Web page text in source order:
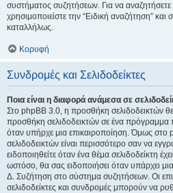
συστήματος συζητήσεων. Για να
χρησιμοποιείστε την “Ειδική αναζήτηση” και
καταλλήλως.
Κορυφή
Συνδρομές και Σελιδοδείκτες
Ποια είναι η διαφορά ανάμεσα σε
Στο phpBB 3.0, η προσθήκη σελιδοδεικτών
προσθήκη σελιδοδεικτών σε ένα πρόγραμμα
όταν υπήρχε μια επικαιροποίηση. Όμως
σελιδοδεικτών είναι περισσότερο σαν να
ειδοποιηθείτε όταν ένα θέμα σελιδοδείκτη
ωστόσο, θα σας ειδοποιήσει όταν υπάρχει
Δ. Συζήτηση στο σύστημα συζητήσεων. Οι
σελιδοδείκτες και συνδρομές μπορούν να